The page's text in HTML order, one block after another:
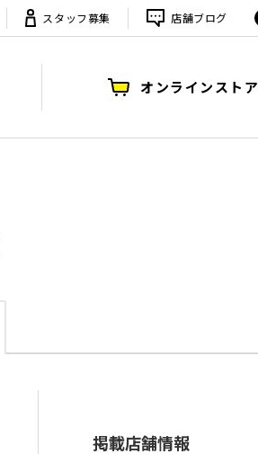
スタッフ募集 店舗ブログ
オンラインストア
掲載店舗情報